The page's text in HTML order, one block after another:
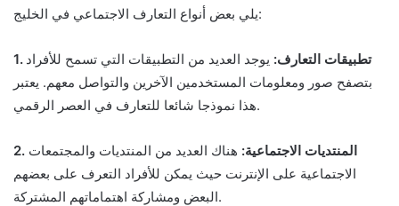
يلي بعض أنواع التعارف الاجتماعي في الخليج:
1. تطبيقات التعارف: يوجد العديد من التطبيقات التي تسمح للأفراد
بتصفح صور ومعلومات المستخدمين الآخرين والتواصل معهم. يعتبر
هذا نموذجا شائعا للتعارف في العصر الرقمي.
2. المنتديات الاجتماعية: هناك العديد من المنتديات والمجتمعات
الاجتماعية على الإنترنت حيث يمكن للأفراد التعرف على بعضهم
البعض ومشاركة اهتماماتهم المشتركة.